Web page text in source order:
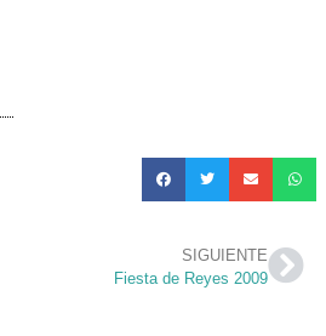
SIGUIENTE
Fiesta de Reyes 2009